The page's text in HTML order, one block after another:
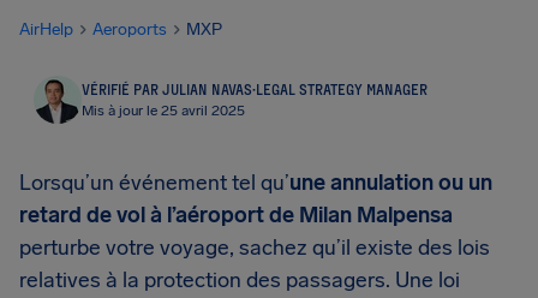
AirHelp Aeroports MXP
VÉRIFIÉ PAR JULIAN NAVAS·LEGAL STRATEGY MANAGER
Mis à jour le 25 avril 2025
Lorsqu’un événement tel qu’une annulation ou un
retard de vol à l’aéroport de Milan Malpensa
perturbe votre voyage, sachez qu’il existe des lois
relatives à la protection des passagers. Une loi